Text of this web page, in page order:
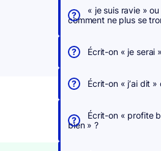
« je suis ravie »
comment ne plus se
Écrit-on « je serai
Écrit-on « j’ai dit »
Écrit-on « profite
bien » ?